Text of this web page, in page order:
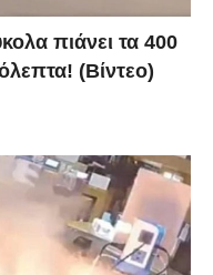
πιάνει τα 400
(Βίντεο)